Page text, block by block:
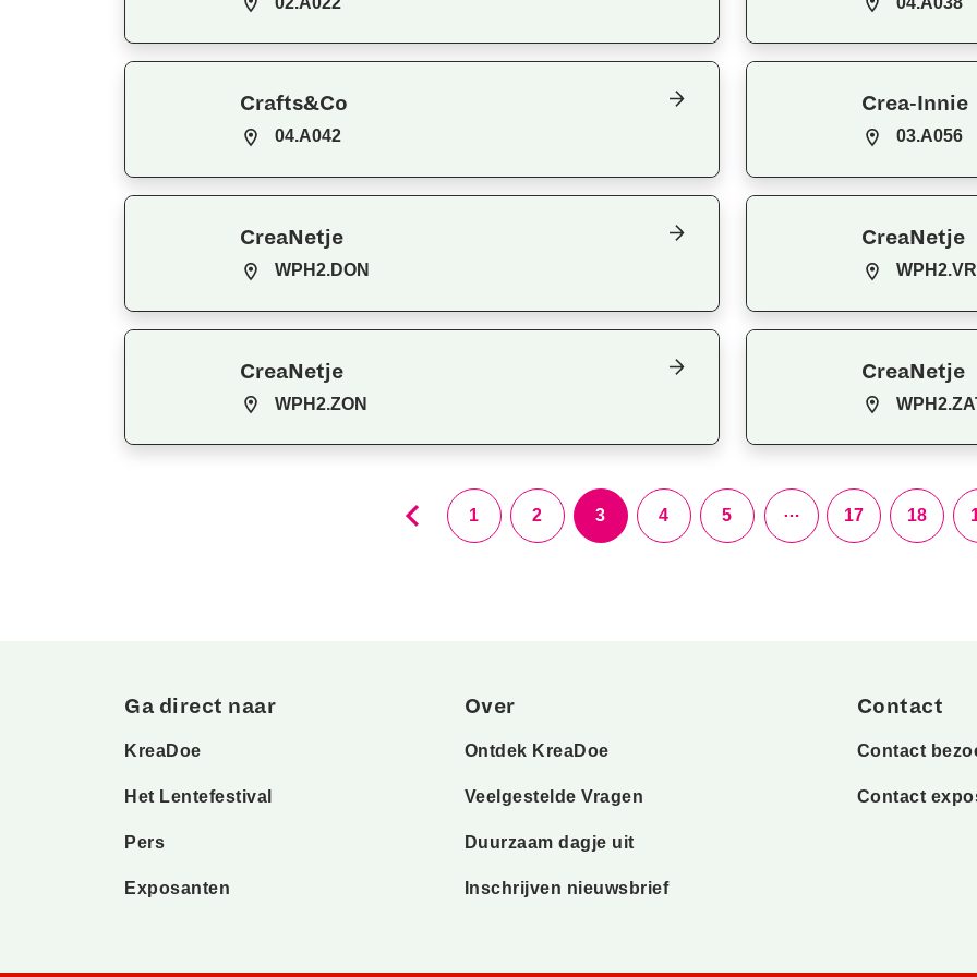
Crafts&Co
04.A042
Crea-Innie
03.A056
CreaNetje
WPH2.DON
CreaNetje
CreaNetje
WPH2.ZON
CreaNetje
1 2 3 4 5 … 17 18
Ga direct naar
KreaDoe
Het Lentefestival
Pers
Exposanten
Over
Ontdek KreaDoe
Veelgestelde Vragen
Duurzaam dagje uit
Inschrijven nieuwsbrief
Contact
Contact
Contact